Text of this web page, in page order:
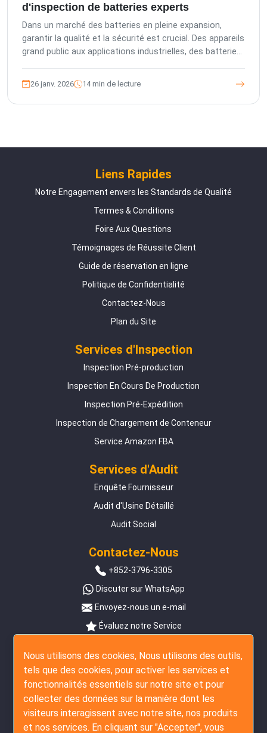
d'inspection de batteries experts
Dans un marché des batteries en pleine expansion,
garantir la qualité et la sécurité est crucial. Des appareils
grand public aux applications industrielles, des batteries
explore comment The Inspection Company (TIC)
propose des services complets d'inspection par une
tierce partie, s'appuyant sur un management européen
solutions sur mesure pour chaque étape de la
26 janv. 2026 14 min de lecture
Liens Rapides
Notre Engagement envers les Standards de Qualité
Termes & Conditions
Foire Aux Questions
Témoignages de Réussite Client
Guide de réservation en ligne
Politique de Confidentialité
Contactez-Nous
Plan du Site
Services d'Inspection
Inspection Pré-production
Inspection En Cours De Production
Inspection Pré-Expédition
Inspection de Chargement de Conteneur
Service Amazon FBA
Services d'Audit
Enquête Fournisseur
Audit d'Usine Détaillé
Audit Social
Contactez-Nous
+852-3796-3305
Discuter sur WhatsApp
Envoyez-nous un e-mail
Évaluez notre Service
Suivez-Nous
Nous utilisons des cookies, Nous utilisons des outils,
tels que des cookies, pour activer les services et
fonctionnalités essentiels sur notre site et pour
collecter des données sur la manière dont les
visiteurs interagissent avec notre site, nos produits
et nos services. En cliquant sur "Accepter", vous